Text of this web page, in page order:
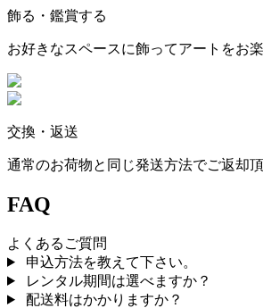
飾る・鑑賞する
お好きなスペースに飾ってアートをお
交換・返送
通常のお荷物と同じ発送方法でご返却頂
FAQ
よくあるご質問
申込方法を教えて下さい。
レンタル期間は選べますか？
配送料はかかりますか？